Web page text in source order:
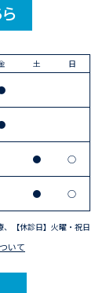
土 日
● ○
● ○
【休診日】火曜・祝日
いて